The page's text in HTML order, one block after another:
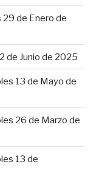
29 de Enero de
de Junio de 2025
13 de Mayo de
26 de Marzo de
13 de